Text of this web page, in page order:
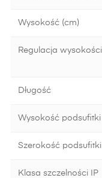
Wysokość (cm)
Regulacja wysokości
Długość
Wysokość podsufitki
Szerokość podsufitki
Klasa szczelności IP